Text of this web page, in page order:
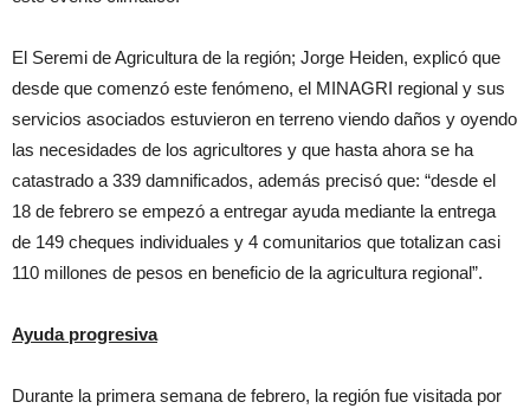
El Seremi de Agricultura de la región; Jorge Heiden, explicó que
desde que comenzó este fenómeno, el MINAGRI regional y sus
servicios asociados estuvieron en terreno viendo daños y oyendo
las necesidades de los agricultores y que hasta ahora se ha
catastrado a 339 damnificados, además precisó que: “desde el
18 de febrero se empezó a entregar ayuda mediante la entrega
de 149 cheques individuales y 4 comunitarios que totalizan casi
110 millones de pesos en beneficio de la agricultura regional”.
Ayuda progresiva
Durante la primera semana de febrero, la región fue visitada por